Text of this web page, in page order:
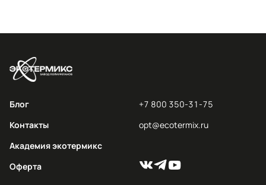
Блог
Контакты
Академия экотермикс
Оферта
+7 800 350-31-75
opt@ecotermix.ru